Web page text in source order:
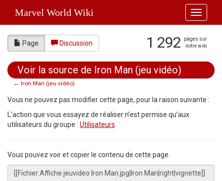
Toggle
Marvel World Wiki
Page Discussion 1 292
pages sur
notre wiki
Voir la source de Iron Man (jeu vidéo)
← Iron Man (jeu vidéo)
Vous ne pouvez pas modifier cette page, pour la raison suivante :
L’action que vous essayez de réaliser n’est permise qu’aux
utilisateurs du groupe : Utilisateurs.
Vous pouvez voir et copier le contenu de cette page.